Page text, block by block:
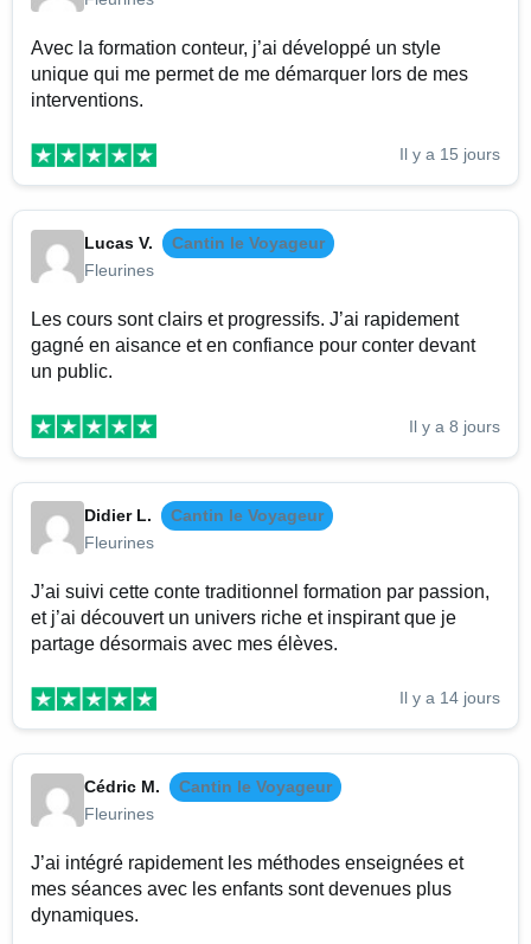
Avec la formation conteur, j’ai développé un style
unique qui me permet de me démarquer lors de mes
interventions.
Il y a 15 jours
Lucas V.
Cantin le Voyageur
Fleurines
Les cours sont clairs et progressifs. J’ai rapidement
gagné en aisance et en confiance pour conter devant
un public.
Il y a 8 jours
Didier L.
Cantin le Voyageur
Fleurines
J’ai suivi cette conte traditionnel formation par passion,
et j’ai découvert un univers riche et inspirant que je
partage désormais avec mes élèves.
Il y a 14 jours
Cédric M.
Cantin le Voyageur
Fleurines
J’ai intégré rapidement les méthodes enseignées et
mes séances avec les enfants sont devenues plus
dynamiques.